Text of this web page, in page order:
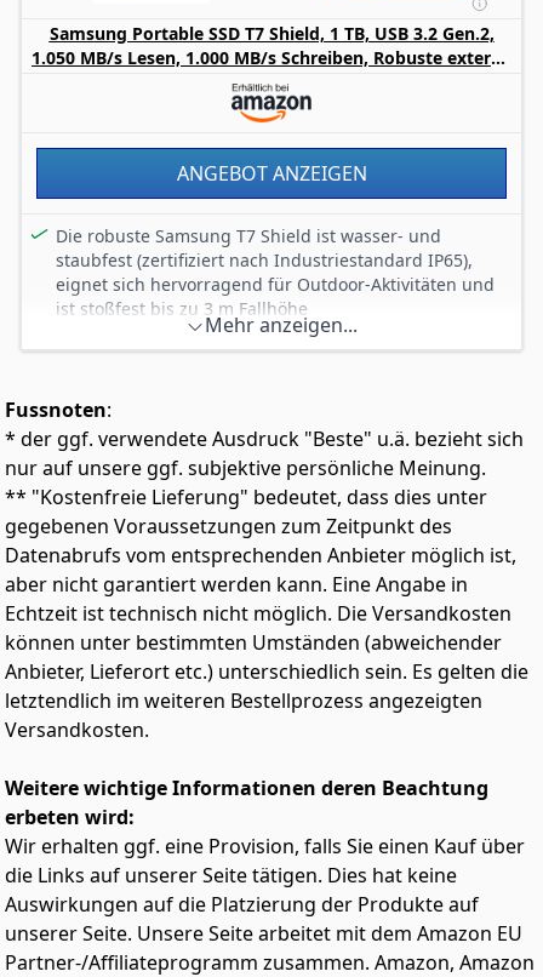
Upgrade ganz leicht: Einfache Übertragung der Daten
von Ihrer alten Festplatte auf die SSD dank kostenloser
Samsung Data Migration Software - Magician
Samsung Portable SSD T7 Shield, 1 TB, USB 3.2 Gen.2,
1.050 MB/s Lesen, 1.000 MB/s Schreiben, Robuste externe
Festplatte Outdoor für Mac, PC und Smartphone,
Schwarz, MU-PE1T0S/EU
ANGEBOT ANZEIGEN
Die robuste Samsung T7 Shield ist wasser- und
staubfest (zertifiziert nach Industriestandard IP65),
eignet sich hervorragend für Outdoor-Aktivitäten und
ist stoßfest bis zu 3 m Fallhöhe
Externe SSD speichert ideal Inhalte aus Foto und Video,
Spielekonsolen über die Anschlüsse USB Typ-C und
Typ-A
Dank USB 3.2 Gen. 2 ist die Portable SSD mit 1.050 MB/s
Datenübertragungsrate 9,5 Mal schneller als externe
Festplatten
Das kompakte Gummigehäuse zeichnet sich durch
geringe Hitzeleitfähigkeit und einem enormen 1TB/2TB
Highspeed Speicher aus
Samsung T7 Shield bietet einen optionalen
Passwortschutz auf Basis der AES 256-Bit
Hardwareverschlüsselung und Performance-
Optimierung mit der kostenlosen Samsung Magician
Software
Die kostenlose Samsung Magician Software optimiert
mit Updates immer auf dem neuesten Stand
Mehr anzeigen...
Fussnoten:
* der ggf. verwendete Ausdruck "Beste" u.ä. bezieht sich
nur auf unsere ggf. subjektive persönliche Meinung.
** "Kostenfreie Lieferung" bedeutet, dass dies unter
gegebenen Voraussetzungen zum Zeitpunkt des
Datenabrufs vom entsprechenden Anbieter möglich ist,
aber nicht garantiert werden kann. Eine Angabe in
Echtzeit ist technisch nicht möglich. Die Versandkosten
können unter bestimmten Umständen (abweichender
Anbieter, Lieferort etc.) unterschiedlich sein. Es gelten die
letztendlich im weiteren Bestellprozess angezeigten
Versandkosten.
Weitere wichtige Informationen deren Beachtung
erbeten wird:
Wir erhalten ggf. eine Provision, falls Sie einen Kauf über
die Links auf unserer Seite tätigen. Dies hat keine
Auswirkungen auf die Platzierung der Produkte auf
unserer Seite. Unsere Seite arbeitet mit dem Amazon EU
Partner-/Affiliateprogramm zusammen. Amazon, Amazon